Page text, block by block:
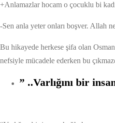
+Anlamazlar hocam o çocuklu bi
-Sen anla yeter onları boşver. Allah
Bu hikayede herkese şifa olan
nefsiyle mücadele ederken bu
” ..Varlığını bir